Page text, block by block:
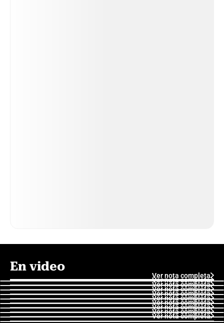
En video
Ver nota completa
Ver nota completa
Ver nota completa
Ver nota completa
Ver nota completa
Ver nota completa
Ver nota completa
Ver nota completa
Ver nota completa
Ver nota completa